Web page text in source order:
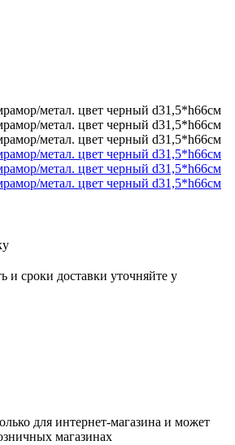
и сроки доставки уточняйте у
для интернет-магазина и может
магазинах